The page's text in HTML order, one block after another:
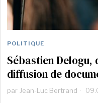
POLITIQUE
Sébastien
diffusion de
par Jean-Luc Bertrand